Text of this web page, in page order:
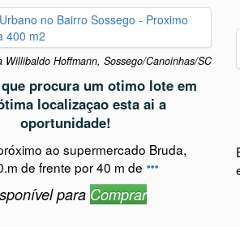
no Bairro Sossego -
Bruda 400 m2
Hoffmann, Sossego/Canoinhas/SC
procura um otimo lote em
ótima localizaçao esta ai a
oportunidade!